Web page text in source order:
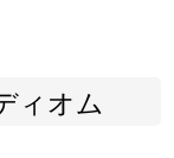
ィオム